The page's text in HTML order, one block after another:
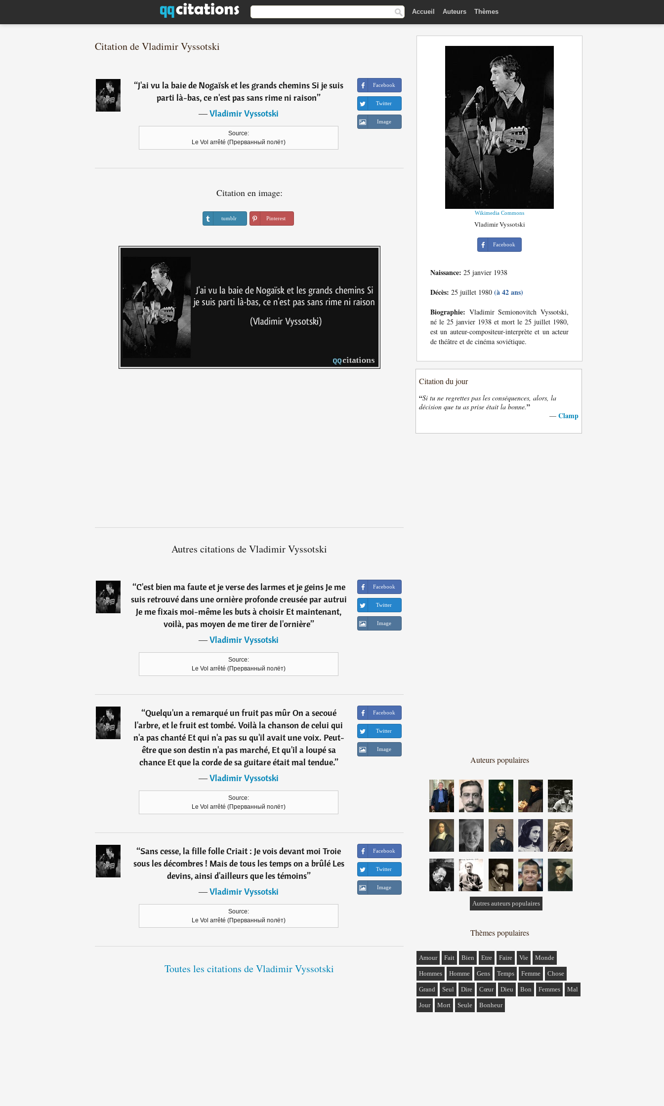
Accueil Auteurs Thèmes
Citation de Vladimir Vyssotski
“J'ai vu la baie de Nogaïsk et les grands chemins Si je suis
parti là-bas, ce n'est pas sans rime ni raison”
―Vladimir Vyssotski
Source:
Le Vol arrêté (Прерванный полёт)
Facebook
Twitter
Image
Citation en image:
tumblr Pinterest
Autres citations de Vladimir Vyssotski
“C'est bien ma faute et je verse des larmes et je geins Je me
suis retrouvé dans une ornière profonde creusée par autrui
Je me fixais moi-même les buts à choisir Et maintenant,
voilà, pas moyen de me tirer de l'ornière”
―Vladimir Vyssotski
Source:
Le Vol arrêté (Прерванный полёт)
Facebook
Twitter
Image
“Quelqu'un a remarqué un fruit pas mûr On a secoué
l'arbre, et le fruit est tombé. Voilà la chanson de celui qui
n'a pas chanté Et qui n'a pas su qu'il avait une voix. Peut-
être que son destin n'a pas marché, Et qu'il a loupé sa
chance Et que la corde de sa guitare était mal tendue.”
―Vladimir Vyssotski
Source:
Le Vol arrêté (Прерванный полёт)
Facebook
Twitter
Image
“Sans cesse, la fille folle Criait : Je vois devant moi Troie
sous les décombres ! Mais de tous les temps on a brûlé Les
devins, ainsi d'ailleurs que les témoins”
―Vladimir Vyssotski
Source:
Le Vol arrêté (Прерванный полёт)
Facebook
Twitter
Image
Toutes les citations de Vladimir Vyssotski
Wikimedia Commons
Vladimir Vyssotski
Facebook
Naissance: 25 janvier 1938
Décès: 25 juillet 1980 (à 42 ans)
Biographie: Vladimir Semionovitch Vyssotski,
né le 25 janvier 1938 et mort le 25 juillet 1980,
est un auteur-compositeur-interprète et un acteur
de théâtre et de cinéma soviétique.
Citation du jour
“Si tu ne regrettes pas les conséquences, alors, la
décision que tu as prise était la bonne.”
— Clamp
Auteurs populaires
Autres auteurs populaires
Thèmes populaires
Amour Fait Bien Etre Faire Vie Monde
Hommes Homme Gens Temps Femme Chose
Grand Seul Dire Cœur Dieu Bon Femmes Mal
Jour Mort Seule Bonheur